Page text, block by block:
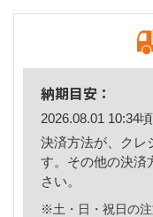
納期目安：
2026.08.01 10:34
決済方法が、クレ
す。その他の決済
さい。
※土・日・祝日の